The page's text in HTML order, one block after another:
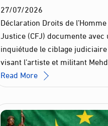
27/07/2026
Déclaration Droits de
Justice (CFJ) documente
inquiétude le ciblage
visant l’artiste et militant
Read More